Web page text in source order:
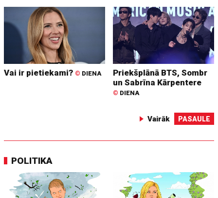
Vai ir pietiekami? © DIENA
Priekšplānā BTS, Sombr
un Sabrīna Kārpentere
© DIENA
Vairāk PASAULE
POLITIKA